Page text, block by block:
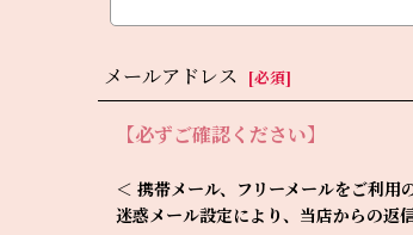
メールアドレス [必須]
【必ずご確認ください】
＜ 携帯メール、フリーメールをご利用
迷惑メール設定により、当店からの返